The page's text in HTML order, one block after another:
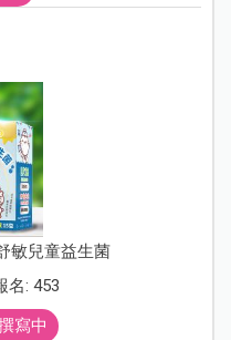
敏兒童益生菌
名: 453
寫中